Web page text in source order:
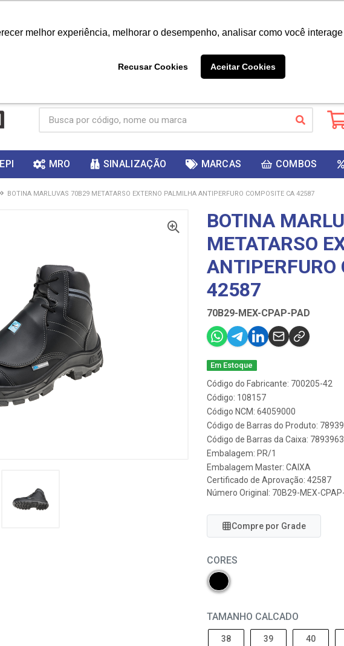
melhor experiência, melhorar o desempenho, analisar como você
Recusar Cookies Aceitar Cookies
ganhar
EPI MRO SINALIZAÇÃO MARCAS COMBOS
BOTINA MARLUVAS 70B29 METATARSO EXTERNO PALMILHA ANTIPERFURO COMPOSITE CA 42587
BOTINA
METATARSO
ANTIPERFURO
42587
70B29-MEX-CPAP-PAD
Em Estoque
Código do Fabricante: 700205-42
Código: 108157
Código NCM: 64059000
Código de Barras do Produto:
Código de Barras da Caixa:
Embalagem: PR/1
Embalagem Master: CAIXA
Certificado de Aprovação: 42587
Número Original: 70B29-MEX-
Compre por Grade
CORES
TAMANHO CALCADO
38 39 40